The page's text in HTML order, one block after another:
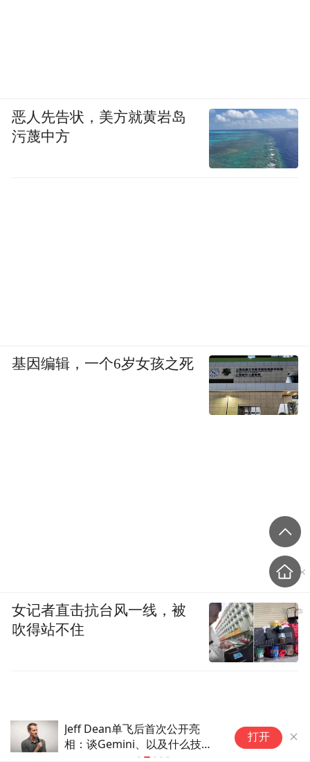
拓展JEPA至受控世界模型，清华
团队揭示物理状态与动作转移的
打开
恶人先告状，美方就黄岩岛
污蔑中方
基因编辑，一个6岁女孩之死
女记者直击抗台风一线，被
吹得站不住